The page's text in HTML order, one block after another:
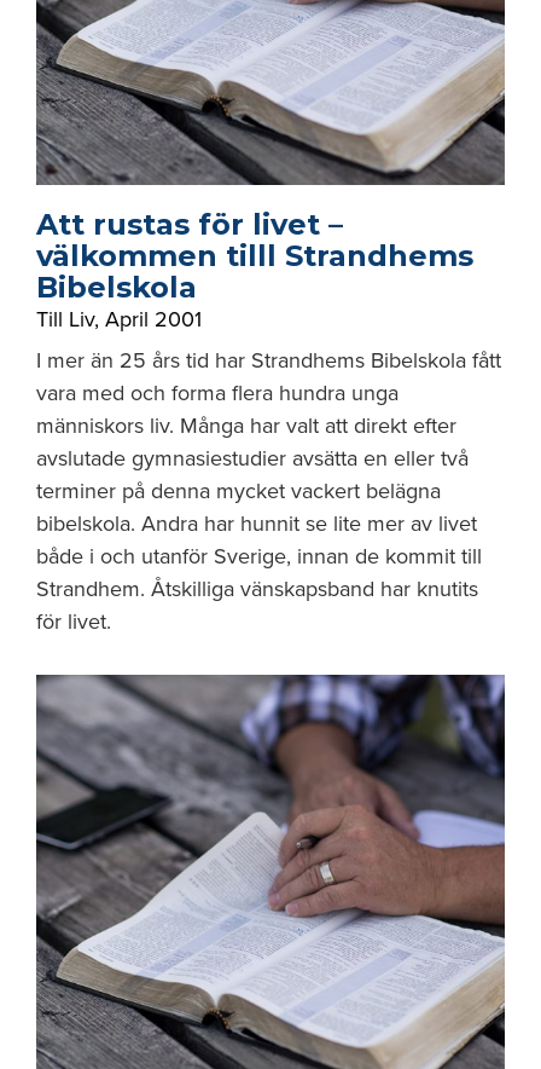
Att rustas för livet –
välkommen tilll Strandhems
Bibelskola
Till Liv, April 2001
I mer än 25 års tid har Strandhems Bibelskola fått
vara med och forma flera hundra unga
människors liv. Många har valt att direkt efter
avslutade gymnasiestudier avsätta en eller två
terminer på denna mycket vackert belägna
bibelskola. Andra har hunnit se lite mer av livet
både i och utanför Sverige, innan de kommit till
Strandhem. Åtskilliga vänskapsband har knutits
för livet.